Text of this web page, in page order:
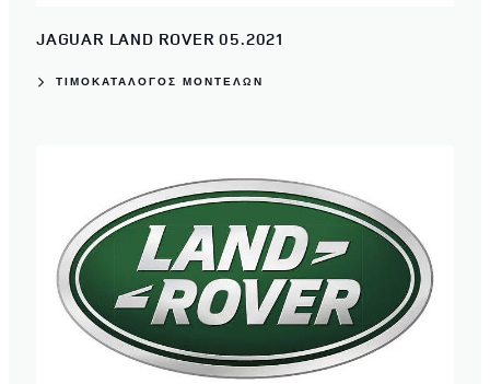
JAGUAR LAND ROVER 05.2021
ΤΙΜΟΚΑΤΑΛΟΓΟΣ ΜΟΝΤΕΛΩΝ